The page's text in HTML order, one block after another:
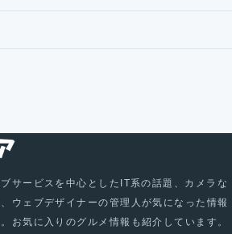
サービスを中心としたIT系の話題、カメラな
ウェブデザイナーの管理人が気になった情報
お気に入りのグルメ情報も紹介しています。